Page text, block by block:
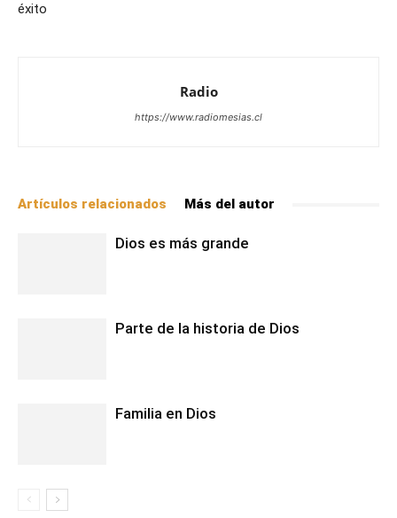
éxito
Radio
https://www.radiomesias.cl
Artículos relacionados Más del autor
Dios es más grande
Parte de la historia de Dios
Familia en Dios